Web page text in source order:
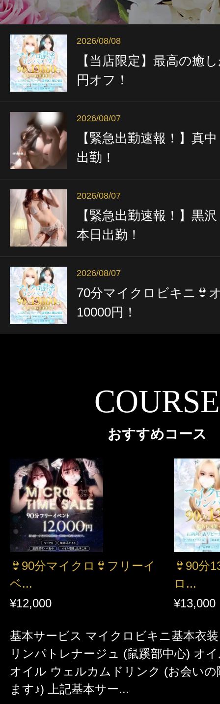
2026/08/08
【当店限定】最高の癒
円オフ！
2026/08/07
【緊急出勤速報！】真
出勤！
2026/08/07
【緊急出勤速報！】黒
本日出勤！
2026/08/07
70分マイクロビキニ👙
10000円！
COURSE
おすすめコース
👙90分マイクロ👙フリーイ
ベ...
¥12,000
👙90分
ロ...
¥13,000
基本サービス マイクロビキニ基本衣
リンパトレナージュ (鼠蹊部中心) オ
オイル ウェルカムドリンク (お会い
ます♪) 上記基本サー...